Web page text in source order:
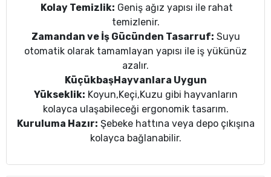
Kolay Temizlik: Geniş ağız yapısı ile rahat
temizlenir.
Zamandan ve İş Gücünden Tasarruf: Suyu
otomatik olarak tamamlayan yapısı ile iş yükünüz
azalır.
KüçükbaşHayvanlara Uygun
Yükseklik: Koyun,Keçi,Kuzu gibi hayvanların
kolayca ulaşabileceği ergonomik tasarım.
Kuruluma Hazır: Şebeke hattına veya depo çıkışına
kolayca bağlanabilir.